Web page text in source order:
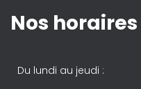
Nos horaires
Du lundi au jeudi :